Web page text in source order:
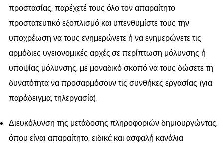
προστασίας, παρέχετέ τους όλο τον απαραίτητο
προστατευτικό εξοπλισμό και υπενθυμίστε τους την
υποχρέωση να τους ενημερώνετε ή να ενημερώνετε τις
αρμόδιες υγειονομικές αρχές σε περίπτωση μόλυνσης ή
υποψίας μόλυνσης, με μοναδικό σκοπό να τους δώσετε τη
δυνατότητα να προσαρμόσουν τις συνθήκες εργασίας (για
παράδειγμα, τηλεργασία).
Διευκόλυνση της μετάδοσης πληροφοριών δημιουργώντας,
όπου είναι απαραίτητο, ειδικά και ασφαλή κανάλια